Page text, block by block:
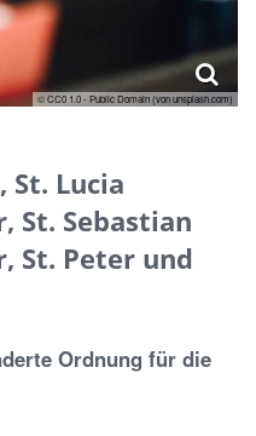
© CC0 1.0 - Public Domain (von unsplash.com)
St. Lucia
St. Sebastian
St. Peter und
Ordnung für die